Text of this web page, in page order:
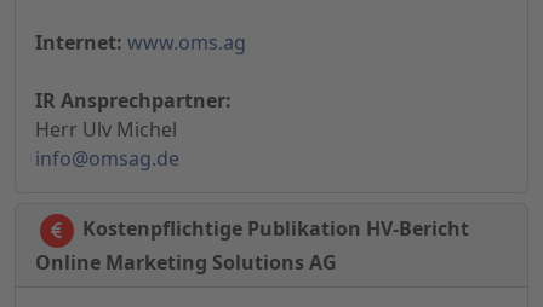
Internet: www.oms.ag
IR Ansprechpartner:
Herr Ulv Michel
info@omsag.de
Kostenpflichtige Publikation HV-Bericht
Online Marketing Solutions AG